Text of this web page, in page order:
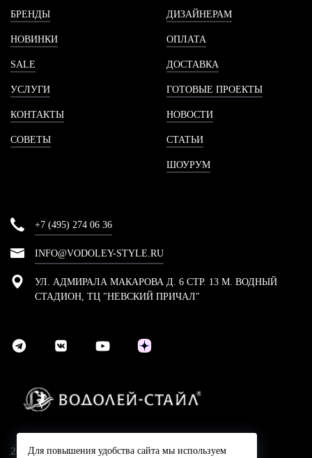
БРЕНДЫ
НОВИНКИ
SALE
УСЛУГИ
КОНТАКТЫ
СОВЕТЫ
ДИЗАЙНЕРАМ
ОПЛАТА
ДОСТАВКА
ГОТОВЫЕ ПРОЕКТЫ
НОВОСТИ
СТАТЬИ
ШОУРУМ
+7 (495) 274 06 36
INFO@VODOLEY-STYLE.RU
УЛ. АДМИРАЛА МАКАРОВА Д. 6 СТР. 13 М. ВОДНЫЙ
СТАДИОН, ТЦ "НЕВСКИЙ ПРИЧАЛ"
2024 © Компания Водолей-Cтайл
Для повышения удобства сайта мы используем